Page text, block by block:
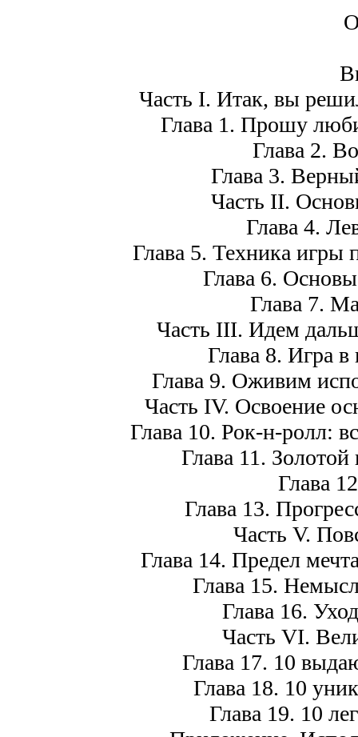
Часть I. Итак, вы
Глава 1. Прошу
Глава 2.
Глава 3.
Часть II.
Глава 4.
Глава 5. Техника игры
Глава 6.
Глава 7.
Часть III. Идем
Глава 8. Игра в
Глава 9. Оживим
Часть IV. Освоение
Глава 10. Рок-н-ролл:
Глава 11. Золотой
Глава
Глава 13.
Часть V.
Глава 14. Предел
Глава 15.
Глава 16.
Часть VI.
Глава 17. 10
Глава 18. 10
Глава 19. 10